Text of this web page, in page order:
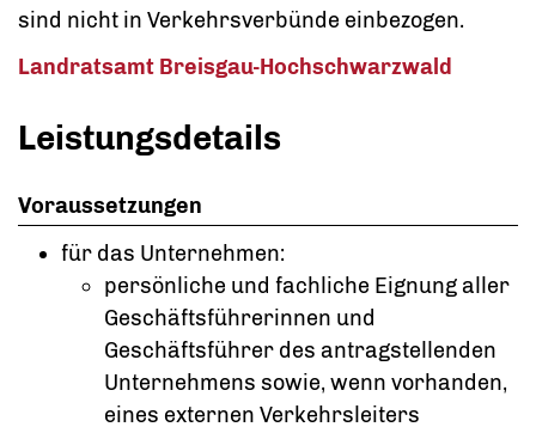
sind nicht in Verkehrsverbünde einbezogen.
Landratsamt Breisgau-Hochschwarzwald
Leistungsdetails
Voraussetzungen
für das Unternehmen:
persönliche und fachliche Eignung aller
Geschäftsführerinnen und
Geschäftsführer des antragstellenden
Unternehmens sowie, wenn vorhanden,
eines externen Verkehrsleiters